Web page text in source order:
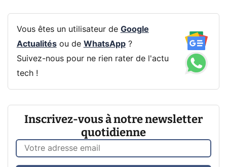
Vous êtes un utilisateur de Google
Actualitésou de WhatsApp?
Suivez-nous pour ne rien rater de l'actu
tech !
Inscrivez-vous à notre newsletter
quotidienne